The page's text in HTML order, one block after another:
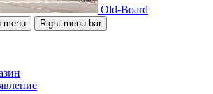
Old-Board
menu Right menu bar